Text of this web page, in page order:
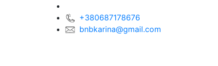
+380687178676
bnbkarina@gmail.com